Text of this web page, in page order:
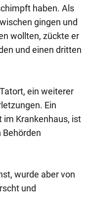
haben. Als
gingen und
wollten, zückte er
und einen dritten
ein weiterer
Ein
Krankenhaus, ist
wurde aber von
und